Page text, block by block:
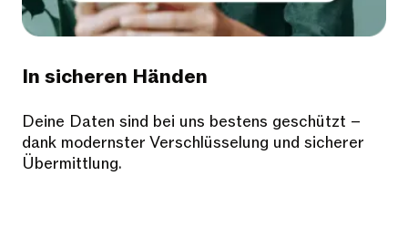
In sicheren Händen
Deine Daten sind bei uns bestens geschützt –
dank modernster Verschlüsselung und sicherer
Übermittlung.